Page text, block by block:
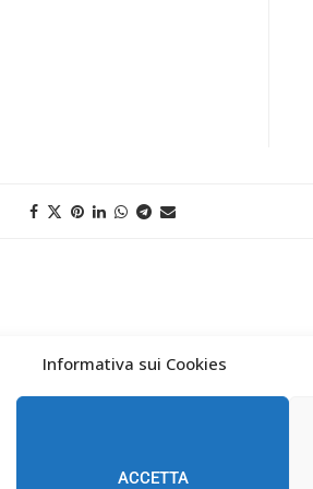
Informativa sui Cookies
ACCETTA